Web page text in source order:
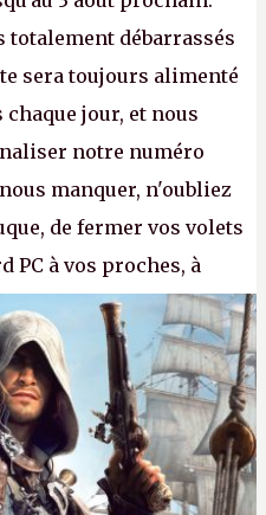
totalement débarrassés
sera toujours alimenté
jour, et nous
notre numéro
manquer, n'oubliez
de fermer vos volets
PC à vos proches, à
que vous croisez
! –ER.